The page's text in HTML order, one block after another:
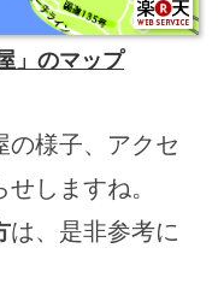
」のマップ
の様子、アクセ
しますね。
は、是非参考に